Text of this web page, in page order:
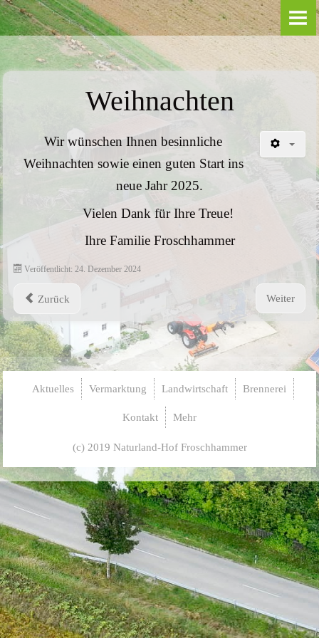
AKTUELLES
VERMARKTUNG
Öffnungszeiten
Sortiment
Hausler Getränkemarkt
Akzeptierte Zahlungmittel
LANDWIRTSCHAFT
Freilandschweinehaltung
Soja Leindotter Mischanbau
Pachtflächen gesucht
BRENNEREI
Lohnbrennen
Unser Qualitätsversprechen
Weihnachten
Wirwünschen Ihnen besinnliche
Weihnachten sowie einen guten Start ins
neue Jahr 2025.
Vielen Dank für Ihre Treue!
Ihre Familie Froschhammer
Veröffentlicht: 24. Dezember 2024
Zurück Weiter
Aktuelles Vermarktung Landwirtschaft Brennerei
Kontakt Mehr
(c) 2019 Naturland-Hof Froschhammer